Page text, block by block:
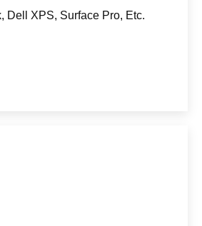
Dell XPS, Surface Pro, Etc.